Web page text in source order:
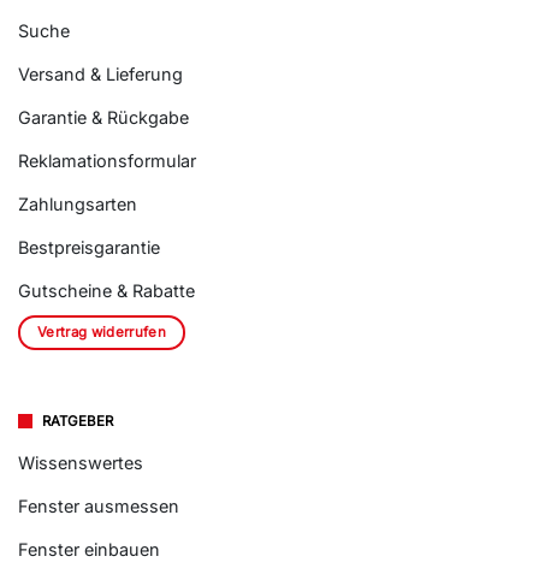
Suche
Versand & Lieferung
Garantie & Rückgabe
Reklamationsformular
Zahlungsarten
Bestpreisgarantie
Gutscheine & Rabatte
Vertrag widerrufen
RATGEBER
Wissenswertes
Fenster ausmessen
Fenster einbauen